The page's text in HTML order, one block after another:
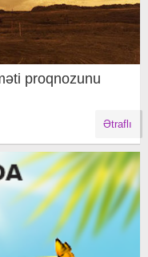
proqnozunu
Ətraflı